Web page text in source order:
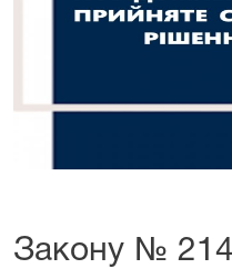
Закону №